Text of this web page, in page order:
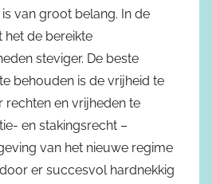
van groot belang. In de
het de bereikte
steviger. De beste
behouden is de vrijheid te
en vrijheden te
en stakingsrecht –
van het nieuwe regime
er succesvol hardnekkig